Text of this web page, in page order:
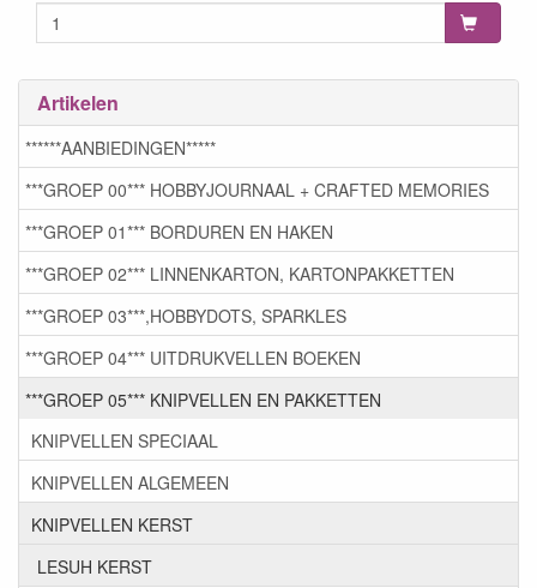
Artikelen
******AANBIEDINGEN*****
***GROEP 00*** HOBBYJOURNAAL + CRAFTED MEMORIES
***GROEP 01*** BORDUREN EN HAKEN
***GROEP 02*** LINNENKARTON, KARTONPAKKETTEN
***GROEP 03***,HOBBYDOTS, SPARKLES
***GROEP 04*** UITDRUKVELLEN BOEKEN
***GROEP 05*** KNIPVELLEN EN PAKKETTEN
KNIPVELLEN SPECIAAL
KNIPVELLEN ALGEMEEN
KNIPVELLEN KERST
LESUH KERST